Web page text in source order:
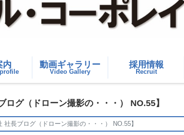
内 動画ギャラリー
Video Gallery
採用情報
Recruit
ログ（ドローン撮影の・・・） NO.55】
社長ブログ（ドローン撮影の・・・） NO.55】